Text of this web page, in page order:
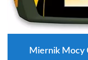
Miernik Mocy